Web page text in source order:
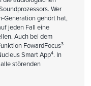
Wer
Generation gehört hat,
jeden Fall eine
Auch bei dem
FowardFocus3
Smart App4. In
störenden